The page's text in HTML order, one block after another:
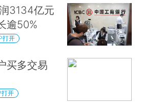
3134亿元
逾50%
打开
买多交易
打开